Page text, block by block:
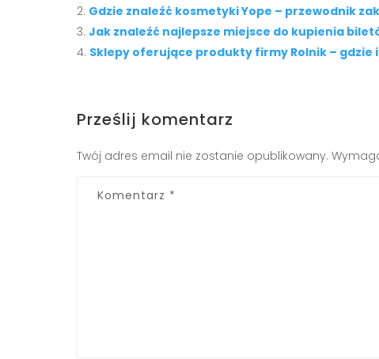
Gdzie znaleźć kosmetyki Yope – przewodnik
Jak znaleźć najlepsze miejsce do kupienia
Sklepy oferujące produkty firmy Rolnik – gdzie
Prześlij komentarz
Twój adres email nie zostanie opublikowany.